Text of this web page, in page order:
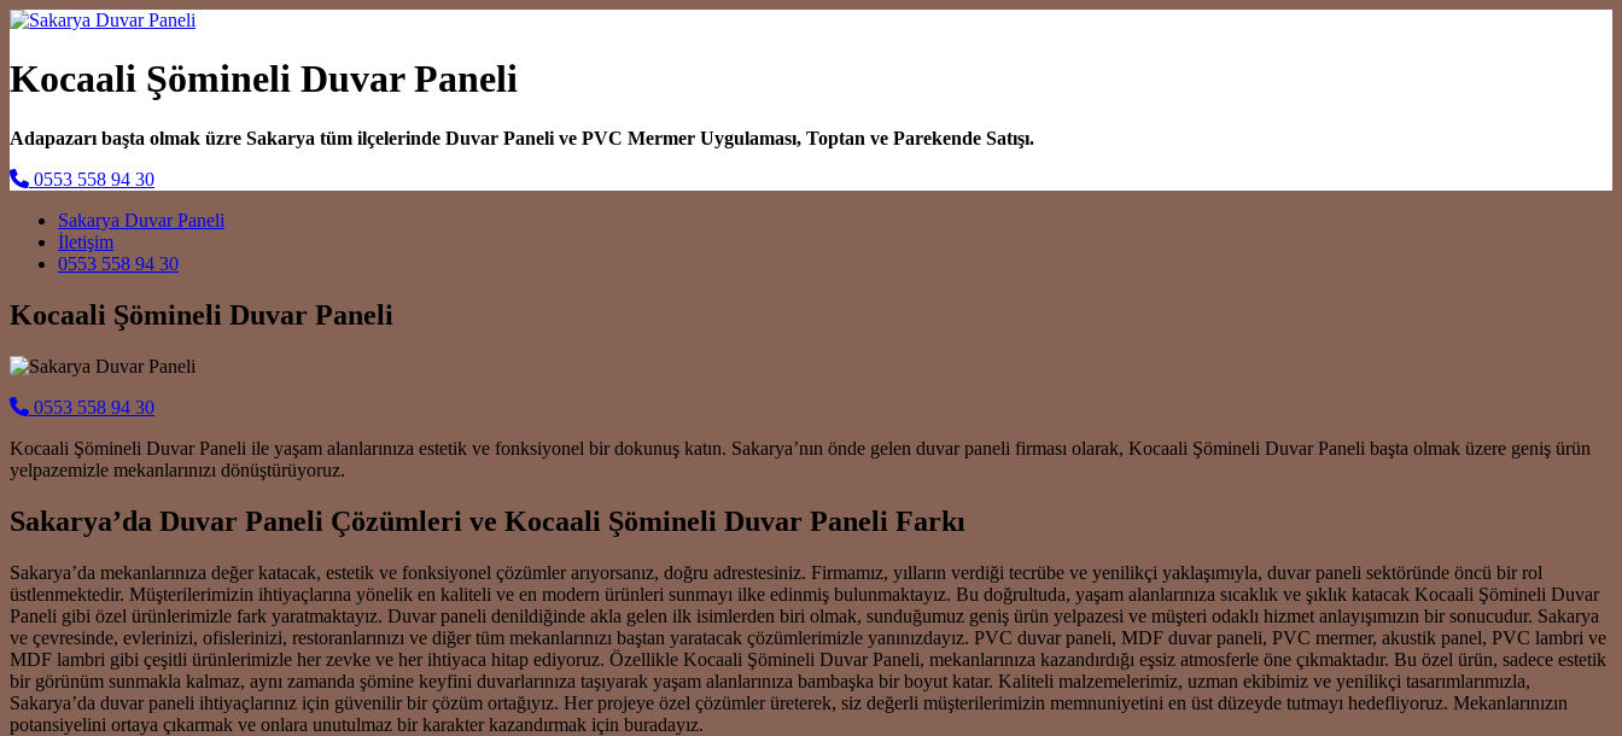
Kocaali Şömineli Duvar Paneli
Adapazarı başta olmak üzre Sakarya tüm ilçelerinde Duvar Paneli ve PVC Mermer Uygulaması, Toptan ve Parekende Satışı.
0553 558 94 30
Main Navigation
Sakarya Duvar Paneli
İletişim
0553 558 94 30
Kocaali Şömineli Duvar Paneli
0553 558 94 30
Kocaali Şömineli Duvar Paneli ile yaşam alanlarınıza estetik ve fonksiyonel bir dokunuş katın. Sakarya’nın önde gelen duvar paneli firması olarak, Kocaali Şömineli Duvar Paneli başta olmak üzere geniş ürün
yelpazemizle mekanlarınızı dönüştürüyoruz.
Sakarya’da Duvar Paneli Çözümleri ve Kocaali Şömineli Duvar Paneli Farkı
Sakarya’da mekanlarınıza değer katacak, estetik ve fonksiyonel çözümler arıyorsanız, doğru adrestesiniz. Firmamız, yılların verdiği tecrübe ve yenilikçi yaklaşımıyla, duvar paneli sektöründe öncü bir rol
üstlenmektedir. Müşterilerimizin ihtiyaçlarına yönelik en kaliteli ve en modern ürünleri sunmayı ilke edinmiş bulunmaktayız. Bu doğrultuda, yaşam alanlarınıza sıcaklık ve şıklık katacak Kocaali Şömineli Duvar
Paneli gibi özel ürünlerimizle fark yaratmaktayız. Duvar paneli denildiğinde akla gelen ilk isimlerden biri olmak, sunduğumuz geniş ürün yelpazesi ve müşteri odaklı hizmet anlayışımızın bir sonucudur. Sakarya
ve çevresinde, evlerinizi, ofislerinizi, restoranlarınızı ve diğer tüm mekanlarınızı baştan yaratacak çözümlerimizle yanınızdayız. PVC duvar paneli, MDF duvar paneli, PVC mermer, akustik panel, PVC lambri ve
MDF lambri gibi çeşitli ürünlerimizle her zevke ve her ihtiyaca hitap ediyoruz. Özellikle Kocaali Şömineli Duvar Paneli, mekanlarınıza kazandırdığı eşsiz atmosferle öne çıkmaktadır. Bu özel ürün, sadece estetik
bir görünüm sunmakla kalmaz, aynı zamanda şömine keyfini duvarlarınıza taşıyarak yaşam alanlarınıza bambaşka bir boyut katar. Kaliteli malzemelerimiz, uzman ekibimiz ve yenilikçi tasarımlarımızla,
Sakarya’da duvar paneli ihtiyaçlarınız için güvenilir bir çözüm ortağıyız. Her projeye özel çözümler üreterek, siz değerli müşterilerimizin memnuniyetini en üst düzeyde tutmayı hedefliyoruz. Mekanlarınızın
potansiyelini ortaya çıkarmak ve onlara unutulmaz bir karakter kazandırmak için buradayız.